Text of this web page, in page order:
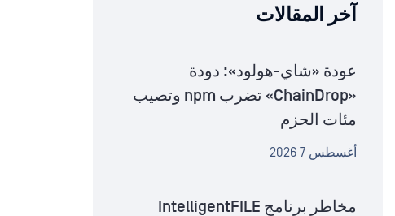
آخر المقالات
عودة «شاي-هولود»: دودة
«ChainDrop» تضرب npm وتصيب
مئات الحزم
أغسطس 7 2026
مخاطر برنامج IntelligentFILE